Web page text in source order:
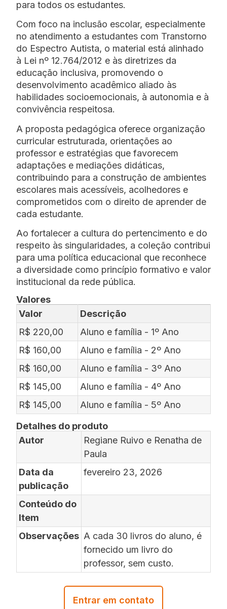
para todos os estudantes.
Com foco na inclusão escolar, especialmente
no atendimento a estudantes com Transtorno
do Espectro Autista, o material está alinhado
à Lei nº 12.764/2012 e às diretrizes da
educação inclusiva, promovendo o
desenvolvimento acadêmico aliado às
habilidades socioemocionais, à autonomia e à
convivência respeitosa.
A proposta pedagógica oferece organização
curricular estruturada, orientações ao
professor e estratégias que favorecem
adaptações e mediações didáticas,
contribuindo para a construção de ambientes
escolares mais acessíveis, acolhedores e
comprometidos com o direito de aprender de
cada estudante.
Ao fortalecer a cultura do pertencimento e do
respeito às singularidades, a coleção contribui
para uma política educacional que reconhece
a diversidade como princípio formativo e valor
institucional da rede pública.
Valores
Valor
Descrição
R$ 220,00
Aluno e família - 1º Ano
R$ 160,00
Aluno e família - 2º Ano
R$ 160,00
Aluno e família - 3º Ano
R$ 145,00
Aluno e família - 4º Ano
R$ 145,00
Aluno e família - 5º Ano
Detalhes do produto
Autor
Regiane Ruivo e Renatha de
Paula
Data da
publicação
fevereiro 23, 2026
Conteúdo do
Item
Observações A cada 30 livros do aluno, é
fornecido um livro do
professor, sem custo.
Entrar em contato